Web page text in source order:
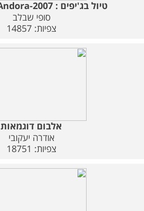
טיול בג'יפים : Pirineim-Andora-2007
סופי שבלב
צפיות: 14857
אלבום דוגמאות
אודרה יעקובי
צפיות: 18751